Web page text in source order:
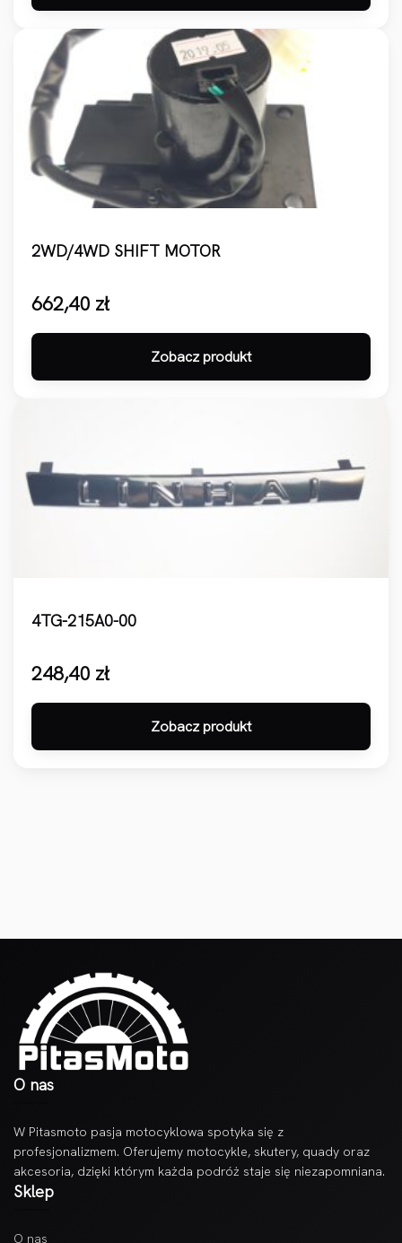
2WD/4WD SHIFT MOTOR
662,40 zł
Zobacz produkt
4TG-215A0-00
248,40 zł
Zobacz produkt
O nas
W Pitasmoto pasja motocyklowa spotyka się z
profesjonalizmem. Oferujemy motocykle, skutery, quady oraz
akcesoria, dzięki którym każda podróż staje się niezapomniana.
Sklep
O nas